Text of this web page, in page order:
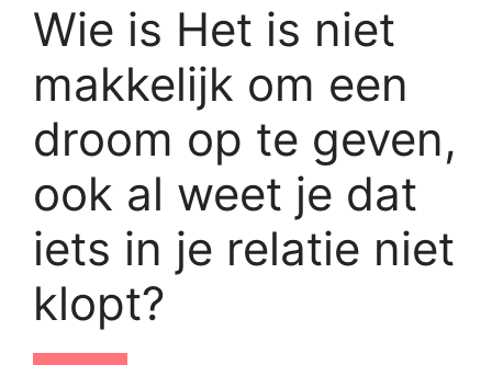
Wie is Het is niet
makkelijk om een
droom op te geven,
ook al weet je dat
iets in je relatie niet
klopt?